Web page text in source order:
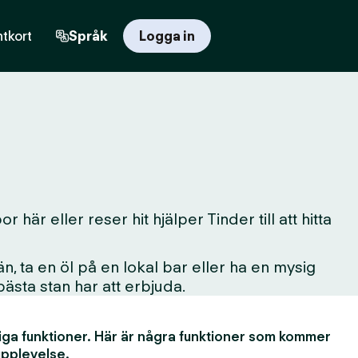
Språk Logga in
här eller reser hit hjälper Tinder till att hitta
ta en öl på en lokal bar eller ha en mysig
stan har att erbjuda.
funktioner. Här är några funktioner som kommer